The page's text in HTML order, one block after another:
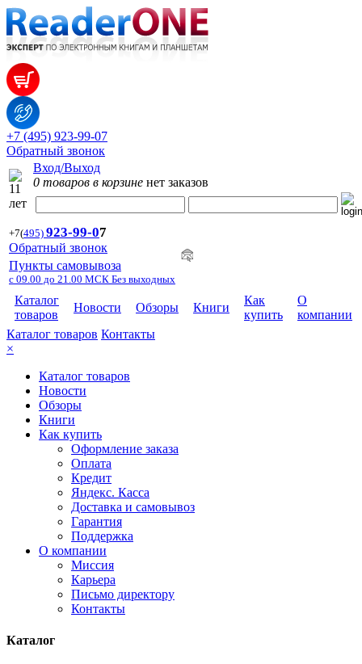
+7 (495) 923-99-07
Обратный звонок
Вход/Выход
0 товаров в корзине нет заказов
+7(495) 923-99-07
Обратный звонок
Пункты самовывоза
с 09.00 до 21.00 МСК Без выходных
Каталог
товаров
Новости Обзоры Книги
Как
купить
О
компании
Каталог товаров Контакты
×
Каталог товаров
Новости
Обзоры
Книги
Как купить
Оформление заказа
Оплата
Кредит
Яндекс. Касса
Доставка и самовывоз
Гарантия
Поддержка
О компании
Миссия
Карьера
Письмо директору
Контакты
Каталог